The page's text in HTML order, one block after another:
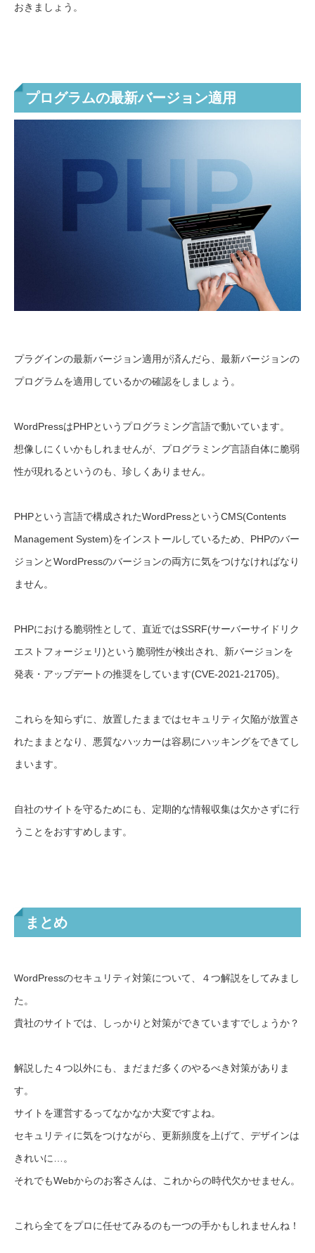
おきましょう。
プログラムの最新バージョン適用
プラグインの最新バージョン適用が済んだら、最新バージョンの
プログラムを適用しているかの確認をしましょう。
WordPressはPHPというプログラミング言語で動いています。
想像しにくいかもしれませんが、プログラミング言語自体に脆弱
性が現れるというのも、珍しくありません。
PHPという言語で構成されたWordPressというCMS(Contents
Management System)をインストールしているため、PHPのバー
ジョンとWordPressのバージョンの両方に気をつけなければなり
ません。
PHPにおける脆弱性として、直近ではSSRF(サーバーサイドリク
エストフォージェリ)という脆弱性が検出され、新バージョンを
発表・アップデートの推奨をしています(CVE-2021-21705)。
これらを知らずに、放置したままではセキュリティ欠陥が放置さ
れたままとなり、悪質なハッカーは容易にハッキングをできてし
まいます。
自社のサイトを守るためにも、定期的な情報収集は欠かさずに行
うことをおすすめします。
まとめ
WordPressのセキュリティ対策について、４つ解説をしてみまし
た。
貴社のサイトでは、しっかりと対策ができていますでしょうか？
解説した４つ以外にも、まだまだ多くのやるべき対策がありま
す。
サイトを運営するってなかなか大変ですよね。
セキュリティに気をつけながら、更新頻度を上げて、デザインは
きれいに…。
それでもWebからのお客さんは、これからの時代欠かせません。
これら全てをプロに任せてみるのも一つの手かもしれませんね！